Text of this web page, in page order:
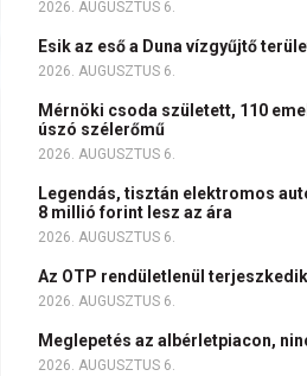
2026. AUGUSZTUS 6.
Esik az eső a Duna vízgyűjtő
2026. AUGUSZTUS 6.
Mérnöki csoda született, 110
úszó szélerőmű
2026. AUGUSZTUS 6.
Legendás, tisztán elektromos
8 millió forint lesz az ára
2026. AUGUSZTUS 6.
Az OTP rendületlenül terjeszkedik
2026. AUGUSZTUS 6.
Meglepetés az albérletpiacon,
2026. AUGUSZTUS 6.